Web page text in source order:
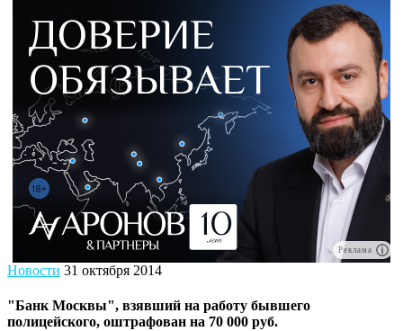
Реклама
Новости 31 октября 2014
"Банк Москвы", взявший на работу бывшего
полицейского, оштрафован на 70 000 руб.